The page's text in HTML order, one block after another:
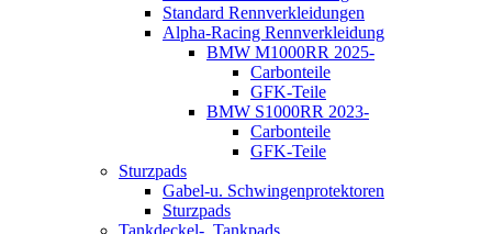
Standard Rennverkleidungen
Alpha-Racing Rennverkleidung
BMW M1000RR 2025-
Carbonteile
GFK-Teile
BMW S1000RR 2023-
Carbonteile
GFK-Teile
Sturzpads
Gabel-u. Schwingenprotektoren
Sturzpads